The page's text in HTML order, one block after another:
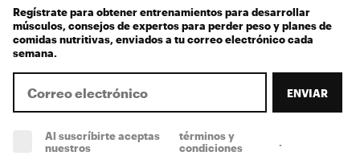
Regístrate para obtener entrenamientos para desarrollar
músculos, consejos de expertos para perder peso y planes de
comidas nutritivas, enviados a tu correo electrónico cada
semana.
ENVIAR
Al suscríbirte aceptas
nuestros
términos y
condiciones